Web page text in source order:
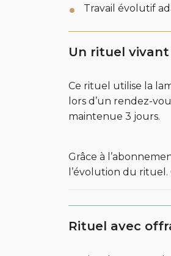
Travail évolutif
Un rituel
Ce rituel utilise la
lors d’un rendez-
maintenue 3 jours.
Grâce à
l’évolution du
Rituel avec